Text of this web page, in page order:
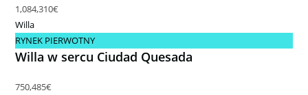
1,084,310€
Willa
RYNEK PIERWOTNY
Willa w sercu Ciudad Quesada
750,485€